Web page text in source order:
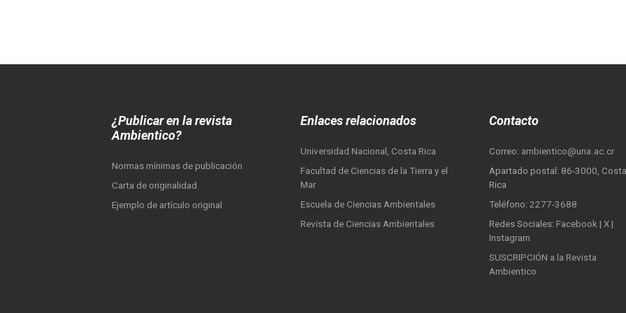
¿Publicar en la revista
Ambientico?
Normas mínimas de publicación
Carta de originalidad
Ejemplo de artículo original
Enlaces relacionados
Universidad Nacional, Costa Rica
Facultad de Ciencias de la Tierra y el
Mar
Escuela de Ciencias Ambientales
Revista de Ciencias Ambientales
Contacto
Correo: ambientico@una.ac.cr
Apartado postal: 86-3000, Costa
Rica
Teléfono: 2277-3688
Redes Sociales: Facebook | X |
Instagram
SUSCRIPCIÓN a la Revista
Ambientico